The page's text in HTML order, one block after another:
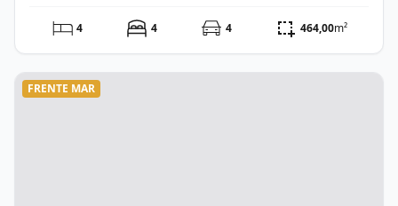
4 4 4 464,00m²
FRENTE MAR